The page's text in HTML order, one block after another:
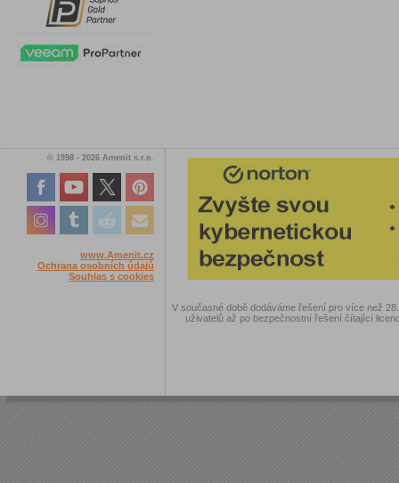
© 1998 - 2026 Amenit s.r.o.
www.Amenit.cz
Ochrana osobních údajů
Souhlas s cookies
V současné době dodáváme řešení pro více než
uživatelů až po bezpečnostní řešení čítající